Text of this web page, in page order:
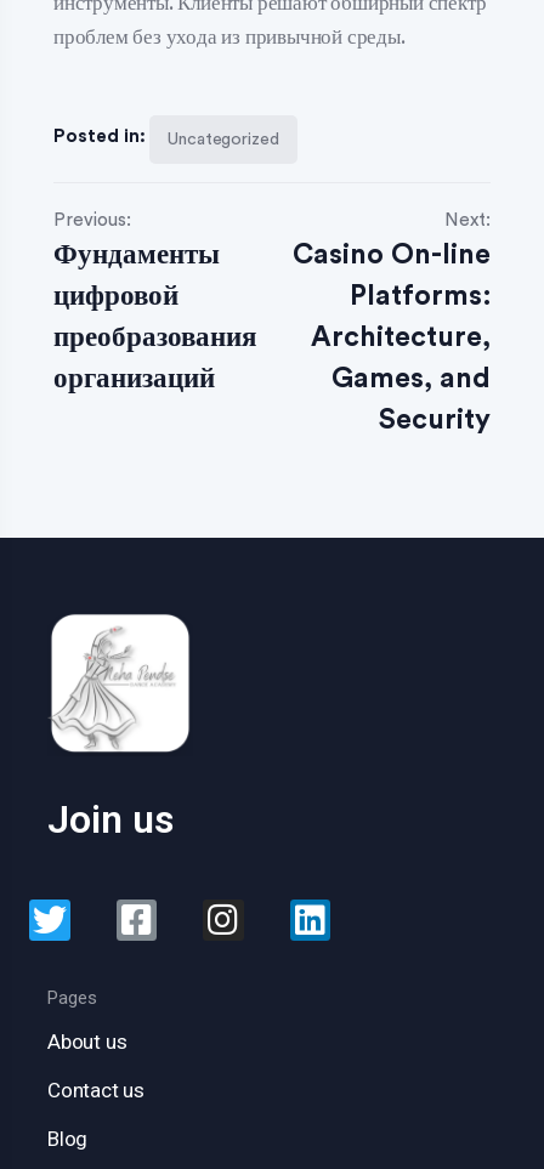
проблем без ухода из привычной среды.
Posted in: Uncategorized
Previous:
Фундаменты
цифровой
преобразования
организаций
Next:
Casino On-line
Platforms:
Architecture,
Games, and
Security
Join us
Pages
About us
Contact us
Blog